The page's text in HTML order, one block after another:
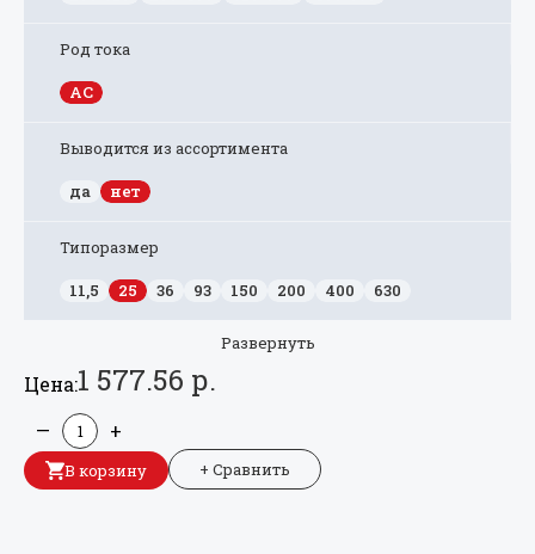
Развернуть
Род тока
AC
Выводится из ассортимента
да
нет
Типоразмер
11,5
25 36 93 150 200 400 630
Цена:1 577.56 р.
— +
В корзину + Сравнить